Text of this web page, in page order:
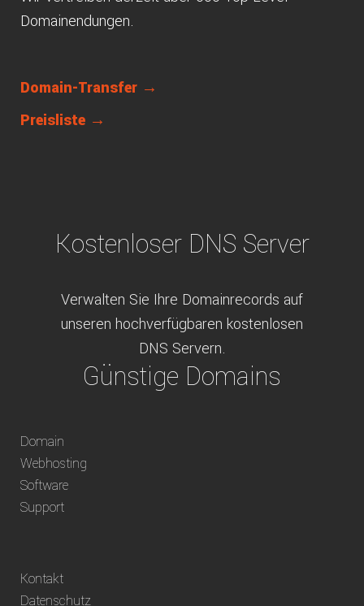
Domainendungen.
Domain-Transfer →
Preisliste →
Kostenloser DNS Server
Verwalten Sie Ihre Domainrecords auf
unseren hochverfügbaren kostenlosen
DNS Servern.
Günstige Domains
weltweit verfügbare Domains inklusive
Vorkasse oder über ein andere verfügbare
Domain
Webhosting
Software
Support
Kontakt
Datenschutz